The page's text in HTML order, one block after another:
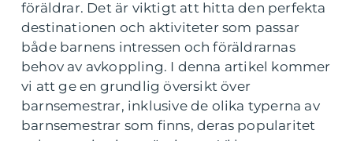
föräldrar. Det är viktigt att hitta den perfekta
destinationen och aktiviteter som passar
både barnens intressen och föräldrarnas
behov av avkoppling. I denna artikel kommer
vi att ge en grundlig översikt över
barnsemestrar, inklusive de olika typerna av
barnsemestrar som finns, deras popularitet